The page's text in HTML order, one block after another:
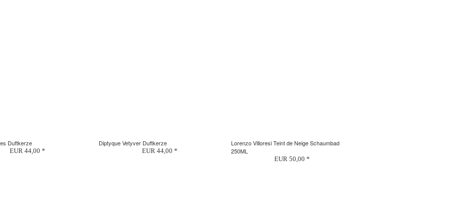
Duftkerze
EUR 44,00 *
Diptyque Vetyver Duftkerze
EUR 44,00 *
Lorenzo Villoresi Teint de Neige Schaumbad
250ML
EUR 50,00 *